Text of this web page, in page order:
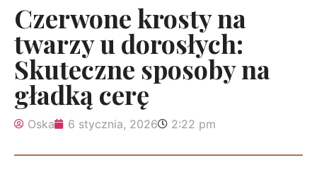
Czerwone krosty na
twarzy u dorosłych:
Skuteczne sposoby na
gładką cerę
Oska 6 stycznia, 2026 2:22 pm